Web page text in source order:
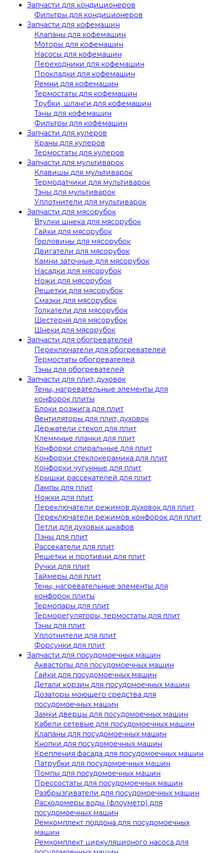
Запчасти для кондиционеров
Фильтры для кондиционеров
Запчасти для кофемашин
Клапаны для кофемашин
Моторы для кофемашин
Насосы для кофемашин
Переходники для кофемашин
Прокладки для кофемашин
Ремни для кофемашин
Термостаты для кофемашин
Трубки, шланги для кофемашин
Тэны для кофемашин
Фильтры для кофемашин
Запчасти для кулеров
Краны для кулеров
Термостаты для кулеров
Запчасти для мультиварок
Клавишы для мультиварок
Термодатчики для мультиварок
Тэны для мультиварок
Уплотнители для мультиварок
Запчасти для мясорубок
Втулки шнека для мясорубок
Гайки для мясорубок
Горловины для мясорубок
Двигатели для мясорубок
Камни заточные для мясорубок
Насадки для мясорубок
Ножи для мясорубок
Решетки для мясорубок
Смазки для мясорубок
Толкатели для мясорубок
Шестерня для мясорубок
Шнеки для мясорубок
Запчасти для обогревателей
Переключатели для обогревателей
Термостаты обогревателей
Тэны для обогревателей
Запчасти для плит, духовок
Тены, нагревательные элементы для
конфорок плиты
Блоки розжига для плит
Вентиляторы для плит, духовок
Держатели стекол для плит
Клеммные планки для плит
Конфорки спиральные для плит
Конфорки стеклокерамика для плит
Конфорки чугунные для плит
Крышки рассекателей для плит
Лампы для плит
Ножки для плит
Переключатели режимов духовок для плит
Переключатели режимов конфорок для плит
Петли для духовых шкафов
Пэны для плит
Рассекатели для плит
Решетки и противни для плит
Ручки для плит
Таймеры для плит
Тены, нагревательные элементы для
конфорок плиты
Термопары для плит
Терморегуляторы, термостаты для плит
Тэны для плит
Уплотнители для плит
Форсунки для плит
Запчасти для посудомоечных машин
Аквастопы для посудомоечных машин
Гайки для посудомоечных машин
Детали корзин для посудомоечных машин
Дозаторы моющего средства для
посудомоечных машин
Замки дверцы для посудомоечных машин
Кабели сетевые для посудомоечных машин
Клапаны для посудомоечных машин
Кнопки для посудомоечных машин
Крепления фасада для посудомоечных машин
Патрубки для посудомоечных машин
Помпы для посудомоечных машин
Прессостаты для посудомоечных машин
Разбрызгиватели для посудомоечных машин
Расходомеры воды (флоуметр) для
посудомоечных машин
Ремкомплект поддона для посудомоечных
машин
Ремкомплект циркуляционого насоса для